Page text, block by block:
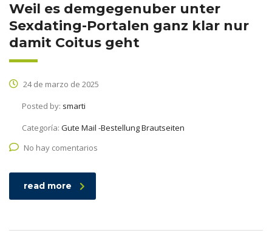
Weil es demgegenuber unter
Sexdating-Portalen ganz klar nur
damit Coitus geht
24 de marzo de 2025
Posted by: smarti
Categoría: Gute Mail -Bestellung Brautseiten
No hay comentarios
read more